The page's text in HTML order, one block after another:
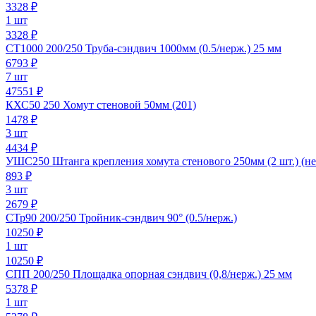
3328 ₽
1 шт
3328 ₽
СТ1000 200/250 Труба-сэндвич 1000мм (0.5/нерж.) 25 мм
6793 ₽
7 шт
47551 ₽
КХС50 250 Хомут стеновой 50мм (201)
1478 ₽
3 шт
4434 ₽
УШС250 Штанга крепления хомута стенового 250мм (2 шт.)
893 ₽
3 шт
2679 ₽
СТр90 200/250 Тройник-сэндвич 90° (0.5/нерж.)
10250 ₽
1 шт
10250 ₽
СПП 200/250 Площадка опорная сэндвич (0,8/нерж.) 25 мм
5378 ₽
1 шт